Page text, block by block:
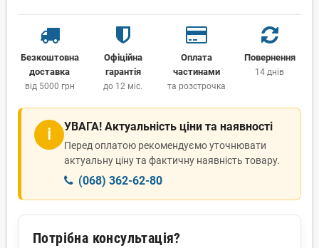
Безкоштовна
доставка
від 5000 грн
Офіційна
гарантія
до 12 міс.
Оплата
частинами
та розстрочка
Повернення
14 днів
ℹ УВАГА! Актуальність ціни та наявності
Перед оплатою рекомендуємо уточнювати
актуальну ціну та фактичну наявність товару.
(068) 362-62-80
Потрібна консультація?